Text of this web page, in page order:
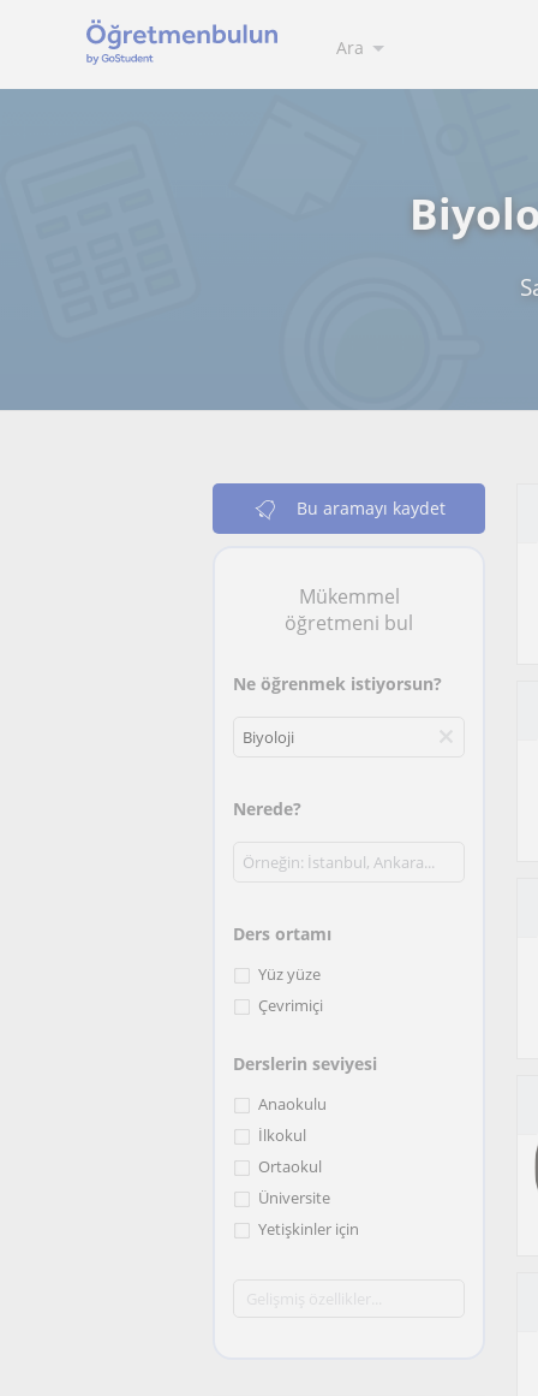
Ara
Bu aramayı kaydet
Mükemmel
öğretmeni bul
Ne öğrenmek istiyorsun?
Nerede?
Ders ortamı
Yüz yüze
Çevrimiçi
Derslerin seviyesi
Anaokulu
İlkokul
Ortaokul
Üniversite
Yetişkinler için